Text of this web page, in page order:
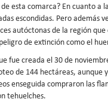
esta comarca? En cuanto a
escondidas. Pero además
autóctonas de la región
de extinción como el
fue creada el 30 de
de 144 hectáreas,
enseguida compraron las
tehuelches.